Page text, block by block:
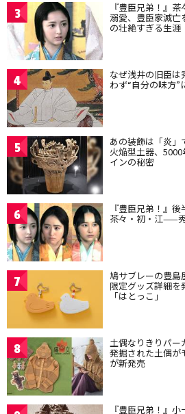
3 『豊臣兄弟！』
溺愛、豊臣家滅亡
の壮絶すぎる生涯
4 なぜ浅井の旧臣は
わず“自分の味方”
5 あの装飾は「炎」
火焔型土器、
インの秘密
6 『豊臣兄弟！』
茶々・初・江——
7 鳩サブレーの豊島
限定グッズ詳細を
「はとっこ」
8 土偶なりきりパー
発掘された土偶が
が新発売
『豊臣兄弟！』